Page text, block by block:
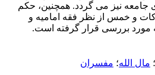
جامعه نیز می گردد. همچنین، حکم
و خمس از نظر فقه امامیه و
مورد بررسی قرار گرفته است.
؛ مال الله؛ مفسران